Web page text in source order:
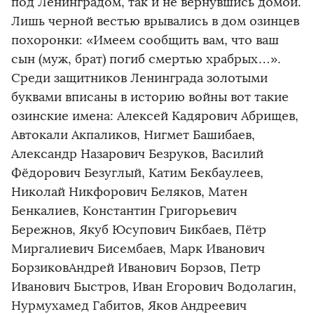
Лишь черной вестью врывались в дом озинцев
похоронки: «Имеем сообщить вам, что ваш
сын (муж, брат) погиб смертью храбрых…».
Среди защитников Ленинграда золотыми
буквами вписаны в историю войны вот такие
озинские имена: Алексей Кадярович Абрищев,
Автокали Акпаликов, Нигмет Башибаев,
Александр Назарович Безруков, Василий
Фёдорович Безуглый, Катим Бекбаулеев,
Николай Никфорович Беляков, Матен
Бенкалиев, Константин Григорьевич
Бережнов, Якуб Юсупович Бикбаев, Пётр
Миргалиевич Бисембаев, Марк Иванович
БорзиковАндрей Иванович Борзов, Петр
Иванович Быстров, Иван Егорович Водолагин,
Нурмухамед Габитов, Яков Андреевич